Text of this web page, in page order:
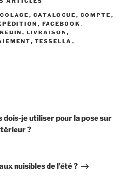
, CATALOGUE , COMPTE ,
, FACEBOOK ,
, LIVRAISON ,
, TESSELLA ,
dois-je utiliser pour la pose sur
?
nuisibles de l’été ?